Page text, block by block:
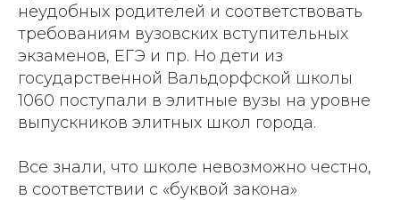
неудобных родителей и соответствовать
требованиям вузовских вступительных
экзаменов, ЕГЭ и пр. Но дети из
государственной Вальдорфской школы
1060 поступали в элитные вузы на уровне
выпускников элитных школ города.
Все знали, что школе невозможно честно,
в соответствии с «буквой закона»